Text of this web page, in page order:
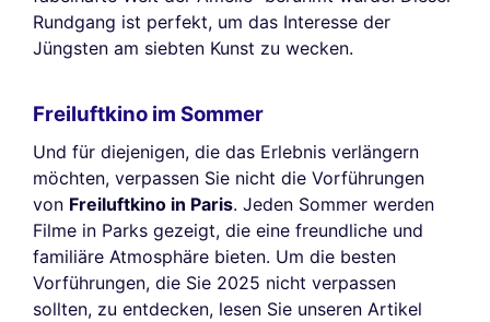
Rundgang ist perfekt, um das Interesse der
Jüngsten am siebten Kunst zu wecken.
Freiluftkino im Sommer
Und für diejenigen, die das Erlebnis verlängern
möchten, verpassen Sie nicht die Vorführungen
von Freiluftkino in Paris. Jeden Sommer werden
Filme in Parks gezeigt, die eine freundliche und
familiäre Atmosphäre bieten. Um die besten
Vorführungen, die Sie 2025 nicht verpassen
sollten, zu entdecken, lesen Sie unseren Artikel